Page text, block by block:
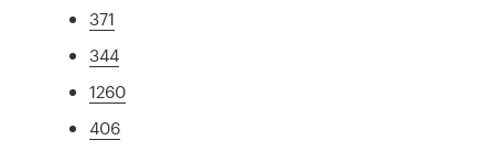
371
344
1260
406